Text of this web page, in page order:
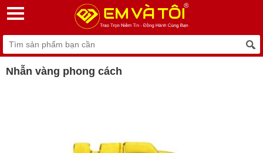
Nhẫn vàng phong cách